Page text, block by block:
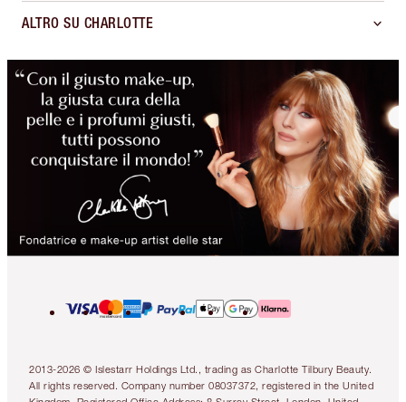
ALTRO SU CHARLOTTE
2013-2026 © Islestarr Holdings Ltd., trading as Charlotte Tilbury Beauty.
All rights reserved. Company number 08037372, registered in the United